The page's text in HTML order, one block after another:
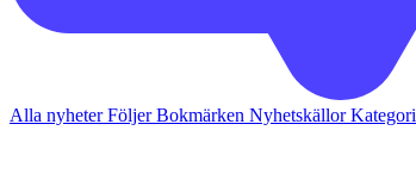
Alla nyheterFöljerBokmärken Nyhetskällor